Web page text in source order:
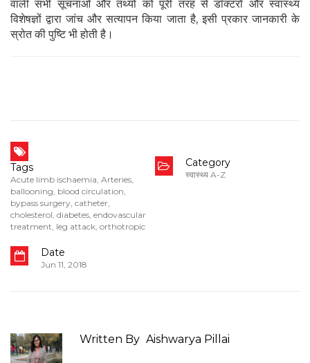
वाली सभी सूचनाओं और तथ्यों को पूरी तरह से डॉक्टरों और स्वास्थ्य
विशेषज्ञों द्वारा जांच और सत्यापन किया जाता है, इसी प्रकार जानकारी के
स्रोत की पुष्टि भी होती है।
Tags
Acute limb ischaemia, Arteries,
ballooning, blood circulation,
bypass surgery, catheter,
cholesterol, diabetes, endovascular
treatment, leg attack, orthotropic
Category
स्वास्थ्य A-Z
Date
Jun 11, 2018
Written By Aishwarya Pillai